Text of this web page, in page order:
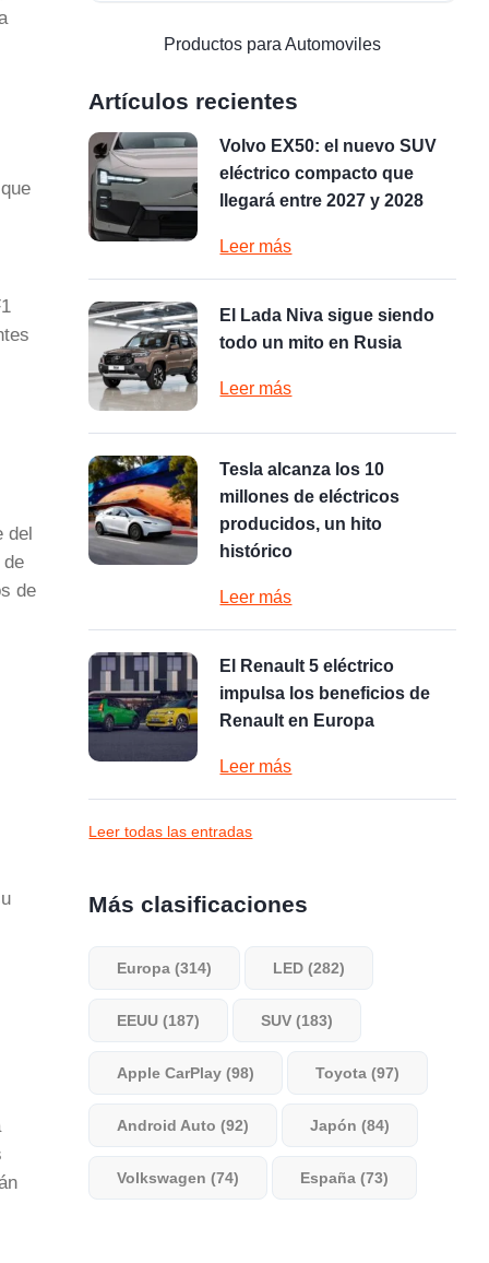
del
de
de
Productos para Automoviles
Artículos recientes
Volvo EX50: el nuevo SUV
eléctrico compacto que
llegará entre 2027 y 2028
Leer más
El Lada Niva sigue siendo
todo un mito en Rusia
Leer más
Tesla alcanza los 10
millones de eléctricos
producidos, un hito
histórico
Leer más
El Renault 5 eléctrico
impulsa los beneficios de
Renault en Europa
Leer más
Leer todas las entradas
Más clasificaciones
Europa (314) LED (282)
EEUU (187) SUV (183)
Apple CarPlay (98) Toyota (97)
Android Auto (92) Japón (84)
Volkswagen (74) España (73)